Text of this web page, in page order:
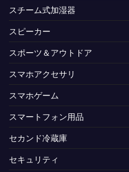
スチーム式加湿器
スピーカー
スポーツ＆アウトドア
スマホアクセサリ
スマホゲーム
スマートフォン用品
セカンド冷蔵庫
セキュリティ